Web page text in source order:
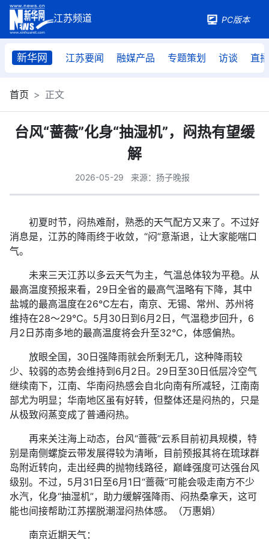
PC版本
新华网 江苏要闻 融媒产品 专题策划 访谈 直播
首页 正文
台风“蔷薇”化身“抽湿机”，闷热有望缓
解
2026-05-29 来源：扬子晚报
初夏时节，闷热难耐，熟悉的天气配方又来了。不过好
消息是，江苏的降雨终于收敛，“闷”意渐退，让大家能喘口
气。
未来三天江苏以多云天气为主，气温总体较为平稳。从
最高温度预报来看，29日全省的最高气温略有下降，其中
盐城的最高温度在26℃左右，南京、无锡、常州、苏州将
维持在28～29℃。5月30日到6月2日，气温稳步回升，6
月2日苏南多地的最高温度将会升至32℃，体感偏热。
放眼全国，30日强降雨就会所剩无几，这种降雨较
少、较弱的态势会维持到6月2日。29日至30日低层冷空气
继续南下，江南、华南闷热感会自北向南有所减轻，江南南
部尤为明显；华南地区虽有好转，但整体还是闷热的，只是
从极致闷蒸变成了普通闷热。
再来关注海上动态，台风“蔷薇”云系目前初具规模，特
别是南侧螺旋云带发展得较为清晰，目前预报其将在琉球群
岛附近转向，走出经典的抛物线路径，巅峰强度可达强台风
级别。不过，5月31日至6月1日“蔷薇”可能会吸走南方不少
水汽，化身“抽湿机”，助力缓解强降雨、闷热桑拿天，这可
能也间接帮助江苏摆脱潮湿闷热体感。（万惠娟）
南京近期天气：